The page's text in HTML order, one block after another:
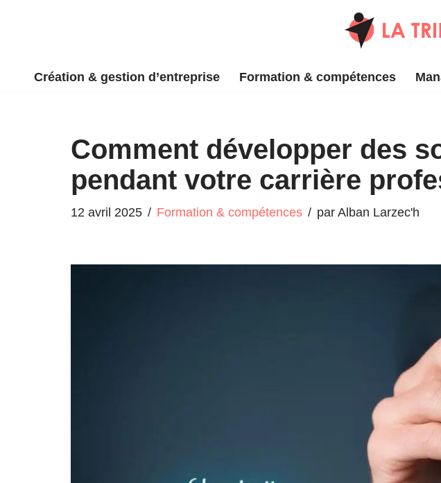
contenu
Création & gestion d’entreprise Formation & compétences
Comment développer des
pendant votre carrière
12 avril 2025 Formation & compétences par Alban Larzec'h